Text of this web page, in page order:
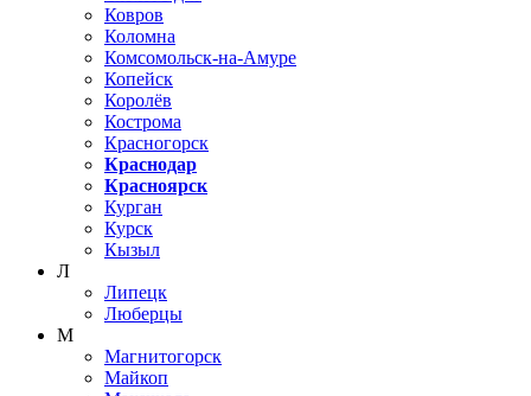
Ковров
Коломна
Комсомольск-на-Амуре
Копейск
Королёв
Кострома
Красногорск
Краснодар
Красноярск
Курган
Курск
Кызыл
Л
Липецк
Люберцы
М
Магнитогорск
Майкоп